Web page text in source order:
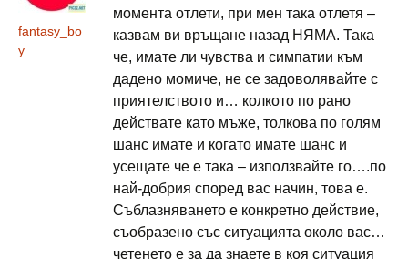
fantasy_bo
y
момента отлети, при мен така отлетя –
казвам ви връщане назад НЯМА. Така
че, имате ли чувства и симпатии към
дадено момиче, не се задоволявайте с
приятелството и… колкото по рано
действате като мъже, толкова по голям
шанс имате и когато имате шанс и
усещате че е така – използвайте го….по
най-добрия според вас начин, това е.
Съблазняването е конкретно действие,
съобразено със ситуацията около вас…
четенето е за да знаете в коя ситуация